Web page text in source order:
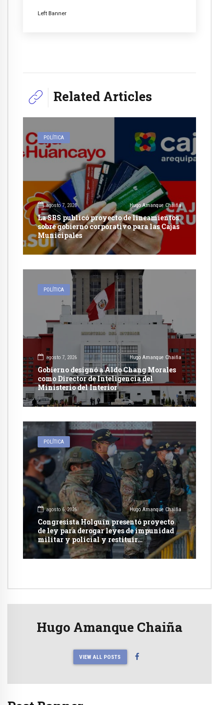
Left Banner
Related Articles
POLÍTICA
agosto 7, 2026 Hugo Amanque Chaiña
La SBS publicó proyecto de lineamientos
sobre gobierno corporativo para las Cajas
Municipales
POLÍTICA
agosto 7, 2026 Hugo Amanque Chaiña
Gobierno designó a Aldo Chang Morales
como Director de Inteligencia del
Ministerio del Interior
POLÍTICA
agosto 6, 2026 Hugo Amanque Chaiña
Congresista Holguín presentó proyecto
de ley para derogar leyes de impunidad
militar y policial y restituir
competencia de justicia ordinaria
Hugo Amanque Chaiña
VIEW ALL POSTS